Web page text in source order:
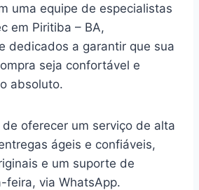
uma equipe de especialistas
em Piritiba – BA,
dedicados a garantir que sua
seja confortável e
absoluto.
oferecer um serviço de alta
ágeis e confiáveis,
e um suporte de
feira, via WhatsApp.